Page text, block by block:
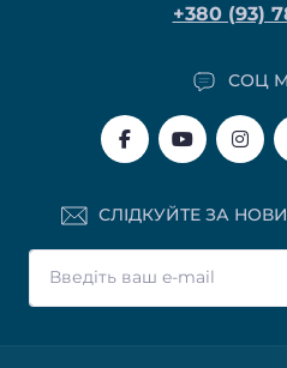
+380 (93)
СОЦ
СЛІДКУЙТЕ ЗА